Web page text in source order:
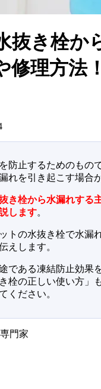
抜き栓か
修理方法
防止するためのもの
れを引き起こす場合
き栓から水漏れする
します。
トの水抜き栓で水漏
えします。
である凍結防止効果
栓の正しい使い方」
ください。
門家